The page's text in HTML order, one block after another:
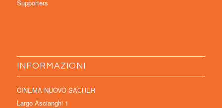
Supporters
INFORMAZIONI
CINEMA NUOVO SACHER
Largo Ascianghi 1